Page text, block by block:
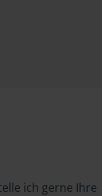
ich gerne Ihre